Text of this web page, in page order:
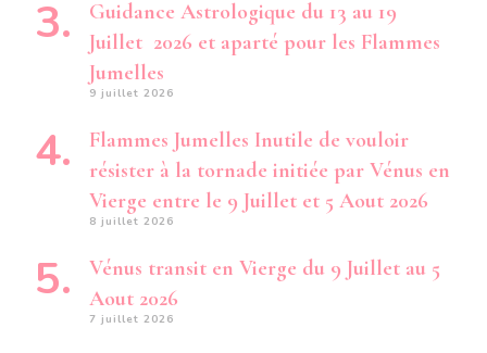
Guidance Astrologique du 13 au 19
Juillet 2026 et aparté pour les Flammes
Jumelles
9 juillet 2026
Flammes Jumelles Inutile de vouloir
résister à la tornade initiée par Vénus en
Vierge entre le 9 Juillet et 5 Aout 2026
8 juillet 2026
Vénus transit en Vierge du 9 Juillet au 5
Aout 2026
7 juillet 2026